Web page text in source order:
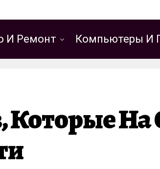
И Ремонт Компьютеры И
Которые